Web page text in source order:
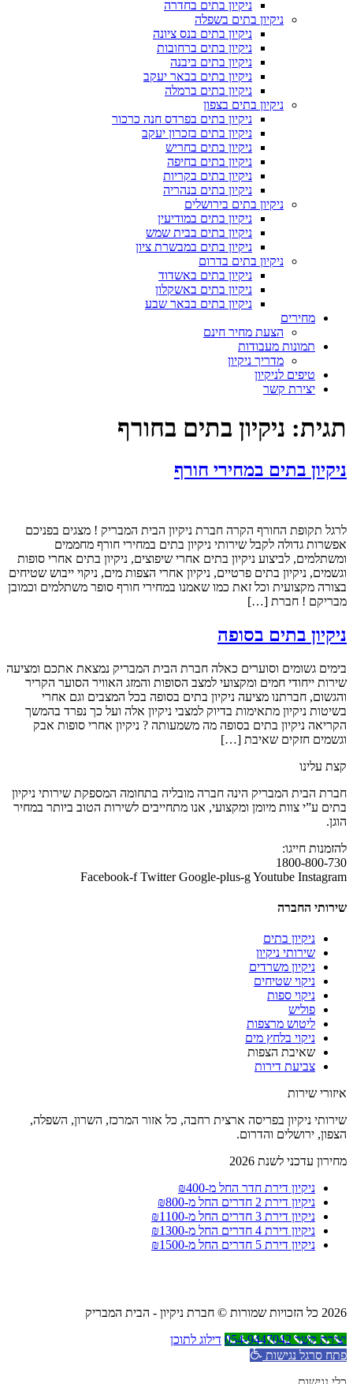
ניקיון בתים בחדרה
ניקיון בתים בשפלה
ניקיון בתים בנס ציונה
ניקיון בתים ברחובות
ניקיון בתים ביבנה
ניקיון בתים בבאר יעקב
ניקיון בתים ברמלה
ניקיון בתים בצפון
ניקיון בתים בפרדס חנה כרכור
ניקיון בתים בזכרון יעקב
ניקיון בתים בחריש
ניקיון בתים בחיפה
ניקיון בתים בקריות
ניקיון בתים בנהריה
ניקיון בתים בירושלים
ניקיון בתים במודיעין
ניקיון בתים בבית שמש
ניקיון בתים במבשרת ציון
ניקיון בתים בדרום
ניקיון בתים באשדוד
ניקיון בתים באשקלון
ניקיון בתים בבאר שבע
מחירים
הצעת מחיר חינם
תמונות מעבודות
מדריך ניקיון
טיפים לניקיון
יצירת קשר
תגית: ניקיון בתים בחורף
ניקיון בתים במחירי חורף
לרגל תקופת החורף הקרה חברת ניקיון הבית המבריק ! מצגים בפניכם
אפשרות גדולה לקבל שירותי ניקיון בתים במחירי חורף מחממים
ומשתלמים, לביצוע ניקיון בתים אחרי שיפוצים, ניקיון בתים אחרי סופות
וגשמים, ניקיון בתים פרטיים, ניקיון אחרי הצפות מים, ניקוי ייבוש שטיחים
בצורה מקצועית וכל זאת כמו שאמנו במחירי חורף סופר משתלמים וכמובן
מבריקם ! חברת […]
ניקיון בתים בסופה
בימים גשומים וסוערים כאלה חברת הבית המבריק נמצאת אתכם ומציעה
שירות ייחודי חמים ומקצועי למצב הסופות והמזג האוויר הסוער הקריר
והגשום, חברתנו מציעה ניקיון בתים בסופה בכל המצבים וגם אחרי
בשיטות ניקיון מתאימות בדיוק למצבי ניקיון אלה ועל כך נפרד בהמשך
הקריאה ניקיון בתים בסופה מה משמעותה ? ניקיון אחרי סופות אבק
וגשמים חזקים שאיבת […]
קצת עלינו
חברת הבית המבריק הינה חברה מובליה בתחומה המספקת שירותי ניקיון
בתים ע”י צוות מיומן ומקצועי, אנו מתחייבים לשירות הטוב ביותר במחיר
הוגן.
להזמנות חייגו:
1800-800-730
Facebook-f Twitter Google-plus-gYoutube Instagram
שירותי החברה
ניקיון בתים
שירותי ניקיון
ניקיון משרדים
ניקוי שטיחים
ניקוי ספות
פוליש
ליטוש מרצפות
ניקוי בלחץ מים
שאיבת הצפות
צביעת דירות
איזורי שירות
שירותי ניקיון בפריסה ארצית רחבה, כל אזור המרכז, השרון, השפלה,
הצפון, ירושלים והדרום.
מחירון עדכני לשנת 2026
ניקיון דירת חדר החל מ-₪400
ניקיון דירת 2 חדרים החל מ-₪800
ניקיון דירת 3 חדרים החל מ-₪1100
ניקיון דירת 4 חדרים החל מ-₪1300
ניקיון דירת 5 חדרים החל מ-₪1500
2026 כל הזכויות שמורות © חברת ניקיון - הבית המבריק
יצירת קשר 054-9447042
דילוג לתוכן
פתח סרגל נגישות